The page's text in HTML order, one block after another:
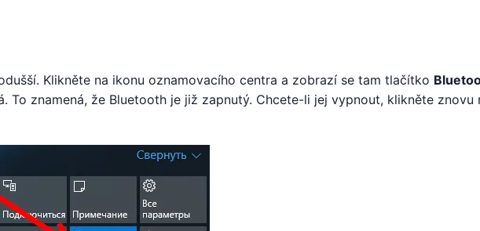
Klikněte na ikonu oznamovacího centra a zobrazí se tam tlačítko
To znamená, že Bluetooth je již zapnutý. Chcete-li jej vypnout, klikněte znovu